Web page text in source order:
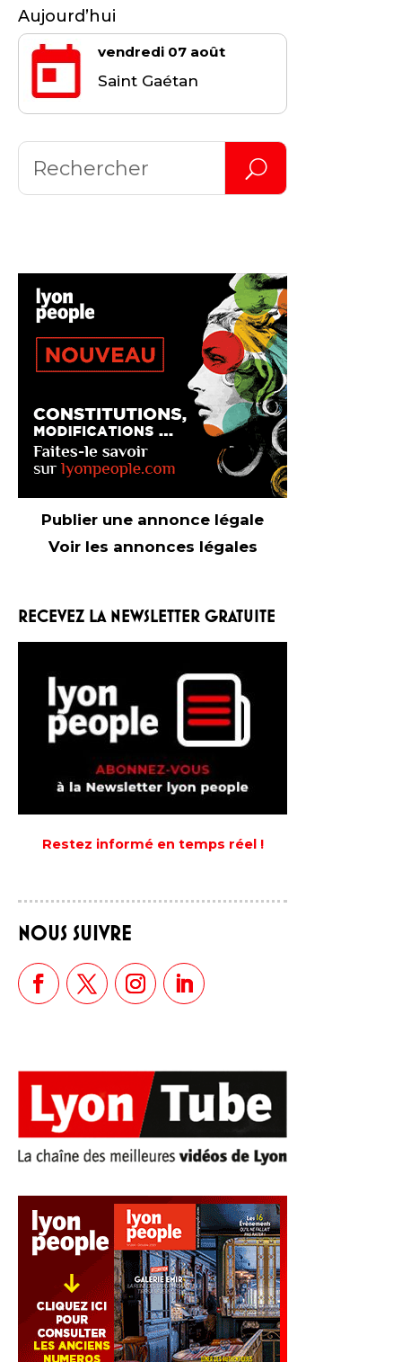
Aujourd’hui
vendredi 07 août
Saint Gaétan
Publier une annonce légale
Voir les annonces légales
RECEVEZ LA NEWSLETTER GRATUITE
Restez informé en temps réel !
NOUS SUIVRE